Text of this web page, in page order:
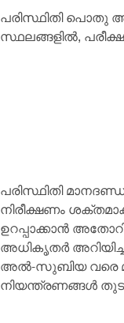
പരിസ്ഥിതി പൊതു
സ്ഥലങ്ങളിൽ,
പരിസ്ഥിതി
നിരീക്ഷണം
ഉറപ്പാക്കാൻ
അധികൃതർ
അൽ-സുബിയ വരെ
നിയന്ത്രണങ്ങൾ